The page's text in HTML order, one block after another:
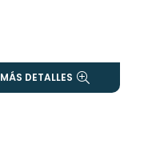
MÁS DETALLES